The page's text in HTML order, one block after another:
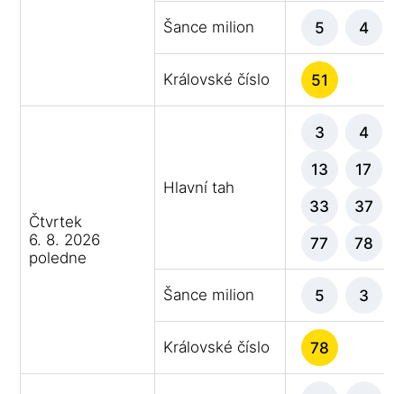
Šance milion 5 4
Královské číslo 51
Čtvrtek
6. 8. 2026
poledne
Hlavní tah
3 4
13 17
33 37
77 78
Šance milion 5 3
Královské číslo 78